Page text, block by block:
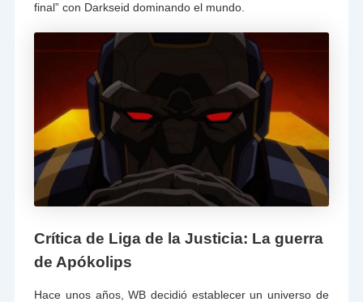
final” con Darkseid dominando el mundo.
Crítica de Liga de la Justicia: La guerra
de Apókolips
Hace unos años, WB decidió establecer un universo de